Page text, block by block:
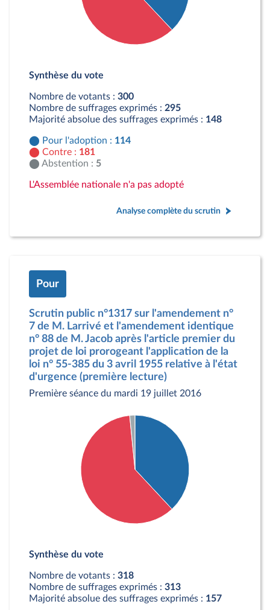
Contre : 181 députés
Synthèse du vote
Nombre de votants : 300
Nombre de suffrages exprimés : 295
Majorité absolue des suffrages exprimés : 148
Pour l'adoption : 114
Contre : 181
Abstention : 5
L'Assemblée nationale n'a pas adopté
Analyse complète du scrutin
Pour
Scrutin public n°1317 sur l'amendement n°
7 de M. Larrivé et l'amendement identique
n° 88 de M. Jacob après l'article premier du
projet de loi prorogeant l'application de la
loi n° 55-385 du 3 avril 1955 relative à l'état
d'urgence (première lecture)
Première séance du mardi 19 juillet 2016
Contre : 192 députés
Synthèse du vote
Nombre de votants : 318
Nombre de suffrages exprimés : 313
Majorité absolue des suffrages exprimés : 157